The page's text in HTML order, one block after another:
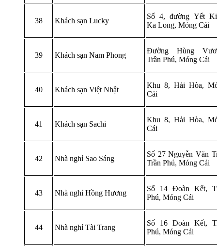
38 Khách sạn Lucky
Số 4, đường Yết
Ka Long, Móng Cái
39 Khách sạn Nam Phong
Đường Hùng
Trần Phú, Móng Cái
40 Khách sạn Việt Nhật
Khu 8, Hải Hòa,
Cái
41 Khách sạn Sachi
Khu 8, Hải Hòa,
Cái
42 Nhà nghỉ Sao Sáng
Số 27 Nguyễn Văn
Trần Phú, Móng Cái
43 Nhà nghỉ Hồng Hương
Số 14 Đoàn Kết,
Phú, Móng Cái
44 Nhà nghỉ Tài Trang
Số 16 Đoàn Kết,
Phú, Móng Cái